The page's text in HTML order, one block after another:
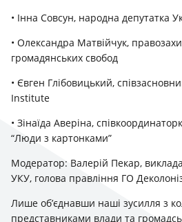
• Інна Совсун, народна депутатка
• Олександра Матвійчук,
громадянських свобод
• Євген Глібовицький,
Institute
• Зінаїда Аверіна,
“Люди з картонками”
Модератор: Валерій Пекар,
УКУ, голова правління ГО
Лише об’єднавши наші зусилля з
представниками влади та